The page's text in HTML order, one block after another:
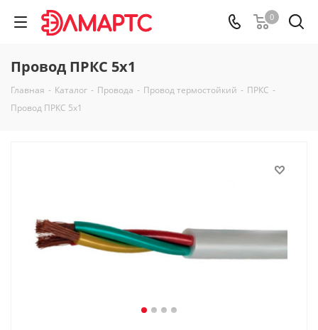
0
Провод ПРКС 5х1
Главная - Каталог - Провода - Провод термостойкий - ПРКС -
Провод ПРКС 5х1